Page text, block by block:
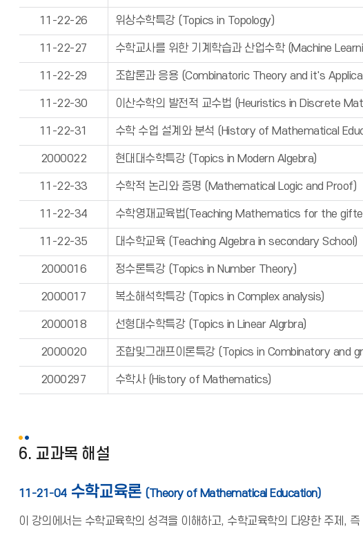
11-22-26 위상수학특강 (Topics in Topology)
11-22-27 수학교사를 위한 기계학습과 산업수학 (Machine
11-22-29 조합론과 응용 (Combinatoric Theory and it's
11-22-30 이산수학의 발전적 교수법 (Heuristics in Discrete
11-22-31 수학 수업 설계와 분석 (History of Mathematical
2000022 현대대수학특강 (Topics in Modern Algebra)
11-22-33 수학적 논리와 증명 (Mathematical Logic and Proof)
11-22-34 수학영재교육법(Teaching Mathematics for the
11-22-35 대수학교육 (Teaching Algebra in secondary School)
2000016 정수론특강 (Topics in Number Theory)
2000017 복소해석학특강 (Topics in Complex analysis)
2000018 선형대수학특강 (Topics in Linear Algrbra)
2000020 조합및그래프이론특강 (Topics in Combinatory and
2000297 수학사 (History of Mathematics)
6. 교과목 해설
11-21-04 수학교육론 (Theory of Mathematical Education)
이 강의에서는 수학교육학의 성격을 이해하고, 수학교육학의 다양한 주제,